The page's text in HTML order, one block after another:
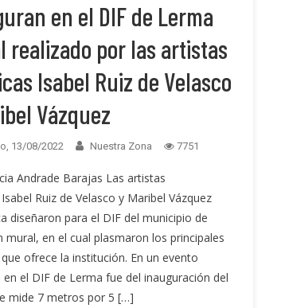
en el DIF de Lerma
realizado por las artistas
Isabel Ruiz de Velasco
Vázquez
13/08/2022 Nuestra Zona 7751
Andrade Barajas Las artistas
Ruiz de Velasco y Maribel Vázquez
diseñaron para el DIF del municipio de
mural, en el cual plasmaron los principales
ofrece la institución. En un evento
en el DIF de Lerma fue del inauguración del
mide 7 metros por 5 […]